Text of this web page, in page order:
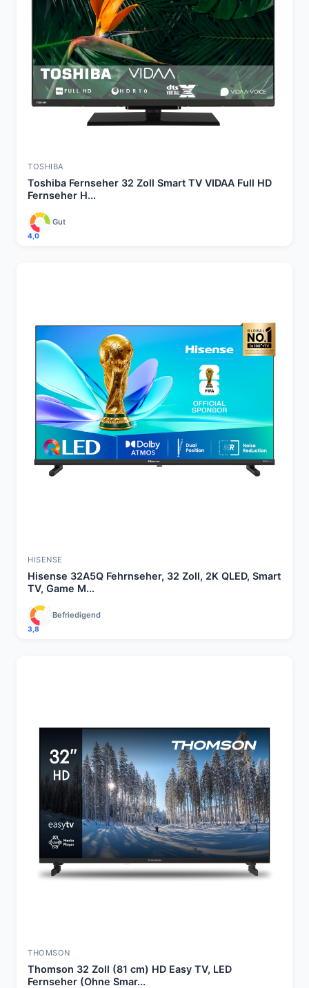
TOSHIBA
Toshiba Fernseher 32 Zoll Smart TV VIDAA Full HD
Fernseher H...
4,0
Gut
HISENSE
Hisense 32A5Q Fehrnseher, 32 Zoll, 2K QLED, Smart
TV, Game M...
3,8
Befriedigend
THOMSON
Thomson 32 Zoll (81 cm) HD Easy TV, LED
Fernseher (Ohne Smar...